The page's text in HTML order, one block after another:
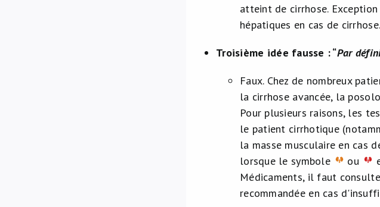
atteint de cirrhose.
hépatiques en cas de cirrhose.
Troisième idée fausse : “Par
Faux. Chez de nombreux
la cirrhose avancée, la
Pour plusieurs raisons, les
le patient cirrhotique
la masse musculaire en cas
lorsque le symbole
ou
Médicaments, il faut
recommandée en cas